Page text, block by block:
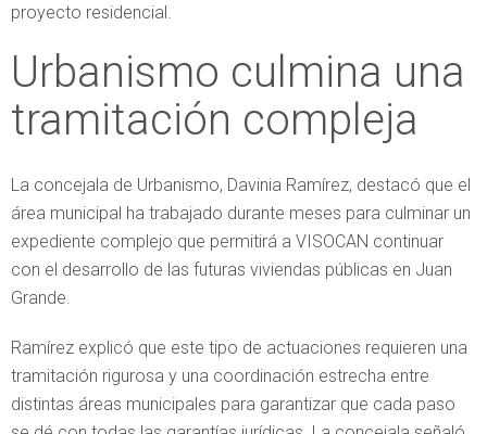
proyecto residencial.
Urbanismo culmina una
tramitación compleja
La concejala de Urbanismo, Davinia Ramírez, destacó que el
área municipal ha trabajado durante meses para culminar un
expediente complejo que permitirá a VISOCAN continuar
con el desarrollo de las futuras viviendas públicas en Juan
Grande.
Ramírez explicó que este tipo de actuaciones requieren una
tramitación rigurosa y una coordinación estrecha entre
distintas áreas municipales para garantizar que cada paso